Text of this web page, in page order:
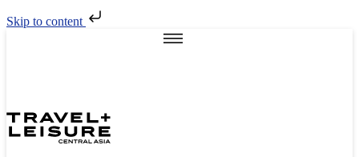
Skip to content